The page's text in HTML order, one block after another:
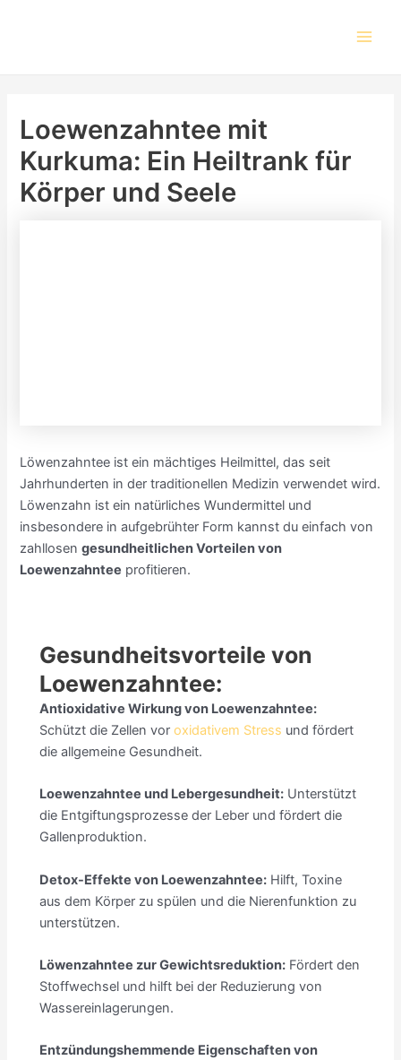
Loewenzahntee mit
Kurkuma: Ein Heiltrank für
Körper und Seele
Löwenzahntee ist ein mächtiges Heilmittel, das seit
Jahrhunderten in der traditionellen Medizin verwendet wird.
Löwenzahn ist ein natürliches Wundermittel und
insbesondere in aufgebrühter Form kannst du einfach von
zahllosengesundheitlichen Vorteilen von
Loewenzahntee profitieren.
Gesundheitsvorteile von
Loewenzahntee:
Antioxidative Wirkung von Loewenzahntee:
Schützt die Zellen voroxidativem Stress und fördert
die allgemeine Gesundheit.
Loewenzahntee und Lebergesundheit: Unterstützt
die Entgiftungsprozesse der Leber und fördert die
Gallenproduktion.
Detox-Effekte von Loewenzahntee: Hilft, Toxine
aus dem Körper zu spülen und die Nierenfunktion zu
unterstützen.
Löwenzahntee zur Gewichtsreduktion: Fördert den
Stoffwechsel und hilft bei der Reduzierung von
Wassereinlagerungen.
Entzündungshemmende Eigenschaften von